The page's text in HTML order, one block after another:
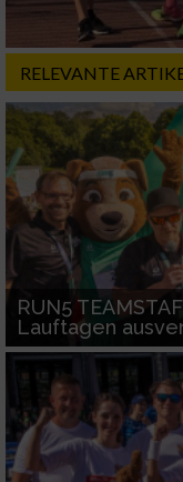
RELEVANTE
RUN5
Lauftagen
Geräte anhand
Informationen
Nicht-IAB-
Notwendig
Performance
Funktional
Werbung